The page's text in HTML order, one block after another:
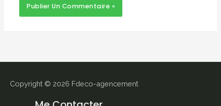
Copyright © 2026 Fdeco-agencement